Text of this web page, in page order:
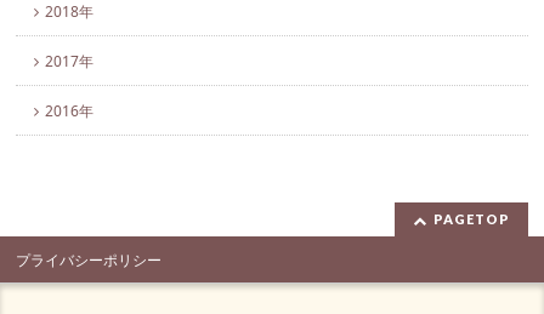
2018年
2017年
2016年
PAGETOP
プライバシーポリシー